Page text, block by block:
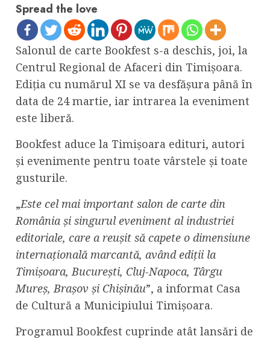
Spread the love
Salonul de carte Bookfest s-a deschis, joi, la
Centrul Regional de Afaceri din Timișoara.
Ediția cu numărul XI se va desfășura până în
data de 24 martie, iar intrarea la eveniment
este liberă.
Bookfest aduce la Timișoara edituri, autori
și evenimente pentru toate vârstele și toate
gusturile.
„Este cel mai important salon de carte din
România și singurul eveniment al industriei
editoriale, care a reușit să capete o dimensiune
internațională marcantă, având ediții la
Timișoara, București, Cluj-Napoca, Târgu
Mureș, Brașov și Chișinău”, a informat Casa
de Cultură a Municipiului Timișoara.
Programul Bookfest cuprinde atât lansări de